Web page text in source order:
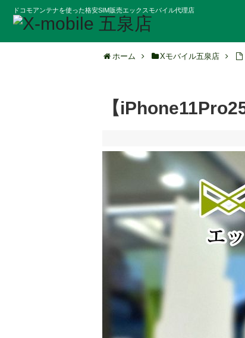
ドコモアンテナを使った格安SIM販売エックスモバイル代理店
ホーム Xモバイル五泉店
【